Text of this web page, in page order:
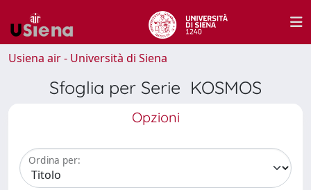
Usiena air - Università di Siena
Sfoglia per Serie KOSMOS
Opzioni
Ordina per: